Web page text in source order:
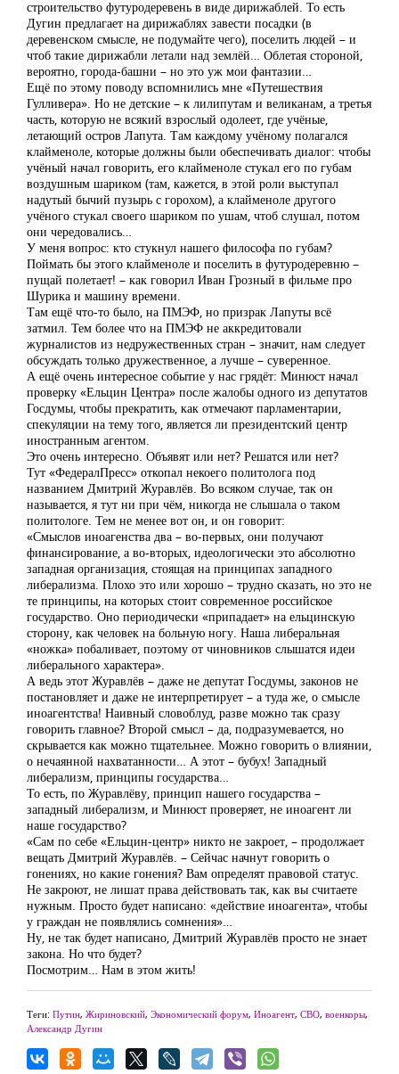
строительство футуродеревень в виде дирижаблей. То есть
Дугин предлагает на дирижаблях завести посадки (в
деревенском смысле, не подумайте чего), поселить людей – и
чтоб такие дирижабли летали над землёй… Облетая стороной,
вероятно, города-башни – но это уж мои фантазии…
Ещё по этому поводу вспомнились мне «Путешествия
Гулливера». Но не детские – к лилипутам и великанам, а третья
часть, которую не всякий взрослый одолеет, где учёные,
летающий остров Лапута. Там каждому учёному полагался
клайменоле, которые должны были обеспечивать диалог: чтобы
учёный начал говорить, его клайменоле стукал его по губам
воздушным шариком (там, кажется, в этой роли выступал
надутый бычий пузырь с горохом), а клайменоле другого
учёного стукал своего шариком по ушам, чтоб слушал, потом
они чередовались…
У меня вопрос: кто стукнул нашего философа по губам?
Поймать бы этого клайменоле и поселить в футуродеревню –
пущай полетает! – как говорил Иван Грозный в фильме про
Шурика и машину времени.
Там ещё что-то было, на ПМЭФ, но призрак Лапуты всё
затмил. Тем более что на ПМЭФ не аккредитовали
журналистов из недружественных стран – значит, нам следует
обсуждать только дружественное, а лучше – суверенное.
А ещё очень интересное событие у нас грядёт: Минюст начал
проверку «Ельцин Центра» после жалобы одного из депутатов
Госдумы, чтобы прекратить, как отмечают парламентарии,
спекуляции на тему того, является ли президентский центр
иностранным агентом.
Это очень интересно. Объявят или нет? Решатся или нет?
Тут «ФедералПресс» откопал некоего политолога под
названием Дмитрий Журавлёв. Во всяком случае, так он
называется, я тут ни при чём, никогда не слышала о таком
политологе. Тем не менее вот он, и он говорит:
«Смыслов иноагенства два – во-первых, они получают
финансирование, а во-вторых, идеологически это абсолютно
западная организация, стоящая на принципах западного
либерализма. Плохо это или хорошо – трудно сказать, но это не
те принципы, на которых стоит современное российское
государство. Оно периодически «припадает» на ельцинскую
сторону, как человек на больную ногу. Наша либеральная
«ножка» побаливает, поэтому от чиновников слышатся идеи
либерального характера».
А ведь этот Журавлёв – даже не депутат Госдумы, законов не
постановляет и даже не интерпретирует – а туда же, о смысле
иноагентства! Наивный словоблуд, разве можно так сразу
говорить главное? Второй смысл – да, подразумевается, но
скрывается как можно тщательнее. Можно говорить о влиянии,
о нечаянной нахватанности… А этот – бубух! Западный
либерализм, принципы государства…
То есть, по Журавлёву, принцип нашего государства –
западный либерализм, и Минюст проверяет, не иноагент ли
наше государство?
«Сам по себе «Ельцин-центр» никто не закроет, – продолжает
вещать Дмитрий Журавлёв. – Сейчас начнут говорить о
гонениях, но какие гонения? Вам определят правовой статус.
Не закроют, не лишат права действовать так, как вы считаете
нужным. Просто будет написано: «действие иноагента», чтобы
у граждан не появлялись сомнения»…
Ну, не так будет написано, Дмитрий Журавлёв просто не знает
закона. Но что будет?
Посмотрим… Нам в этом жить!
Теги: Путин, Жириновский, Экономический форум, Иноагент, СВО, военкоры,
Александр Дугин